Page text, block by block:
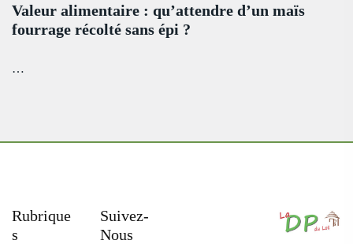
Valeur alimentaire : qu’attendre d’un maïs
fourrage récolté sans épi ?
…
Rubrique
S
Suivez-
Nous